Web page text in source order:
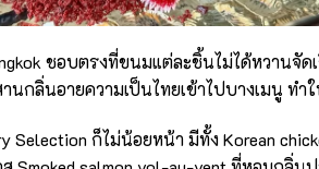
ชอบตรงที่ขนมแต่ละชิ้นไม่ได้หวานจั
นกลิ่นอายความเป็นไทยเข้าไปบางเมนู ท
Selection ก็ไม่น้อยหน้า มีทั้ง Korean